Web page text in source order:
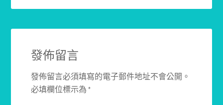
發佈留言
發佈留言必須填寫的電子郵件地址不會公開。
必填欄位標示為*